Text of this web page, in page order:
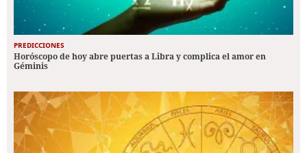
PREDICCIONES
Horóscopo de hoy abre puertas a Libra y complica el amor en
Géminis